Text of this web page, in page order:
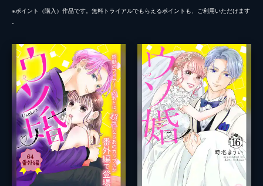
※ポイント（購⼊）作品です。無料トライアルでもらえるポイントも、ご利⽤いただけます